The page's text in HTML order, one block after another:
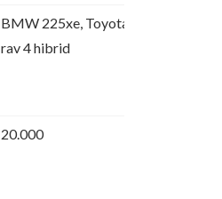
BMW 225xe, Toyota
rav 4 hibrid
20.000